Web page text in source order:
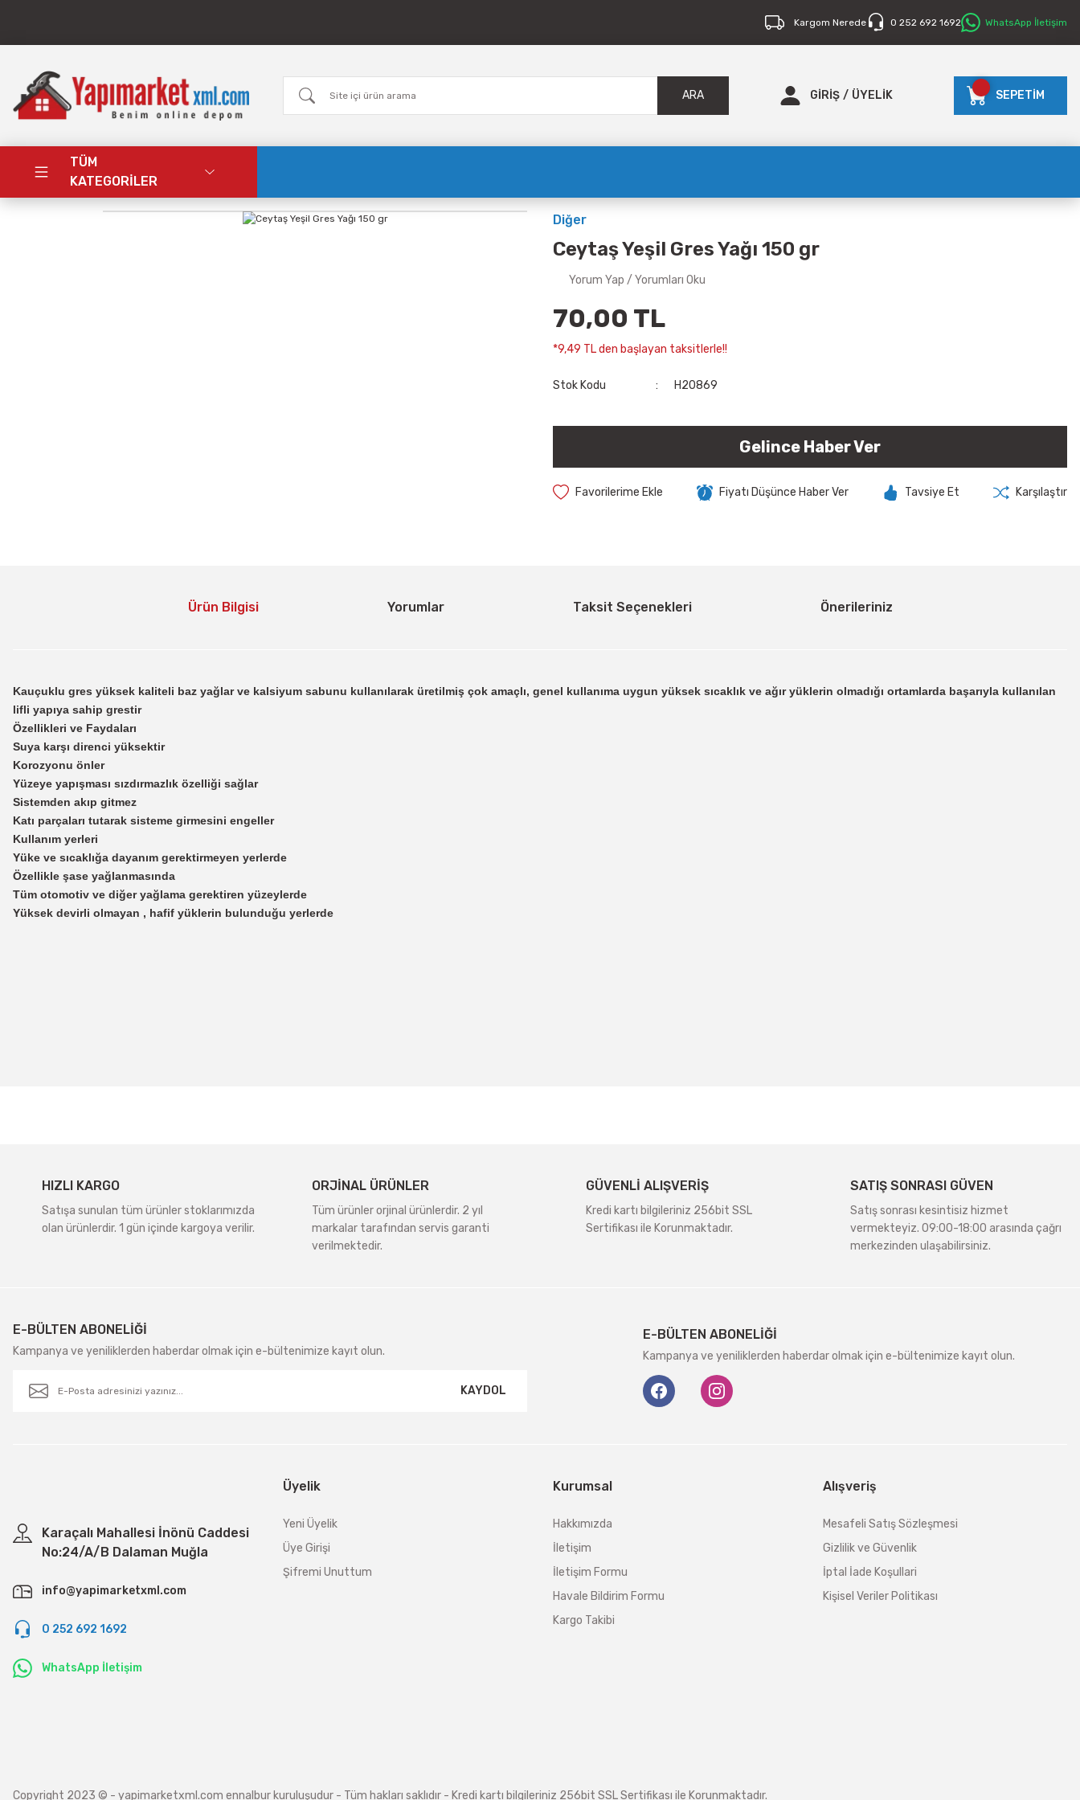
Kargom Nerede 0 252 692 1692 WhatsApp İletişim
ARA GİRİŞ / ÜYELİK SEPETİM
TÜM
KATEGORİLER
Diğer
Ceytaş Yeşil Gres Yağı 150 gr
Yorum Yap / Yorumları Oku
70,00 TL
*9,49 TL den başlayan taksitlerle!!
Stok Kodu H20869
Gelince Haber Ver
Fiyatı Düşünce Haber Ver Tavsiye Et Karşılaştır
Ürün Bilgisi Yorumlar Taksit Seçenekleri Önerileriniz
Kauçuklu gres yüksek kaliteli baz yağlar ve kalsiyum sabunu kullanılarak üretilmiş çok amaçlı, genel kullanıma uygun yüksek sıcaklık ve ağır yüklerin olmadığı ortamlarda başarıyla kullanılan
lifli yapıya sahip grestir
Özellikleri ve Faydaları
Suya karşı direnci yüksektir
Korozyonu önler
Yüzeye yapışması sızdırmazlık özelliği sağlar
Sistemden akıp gitmez
Katı parçaları tutarak sisteme girmesini engeller
Kullanım yerleri
Yüke ve sıcaklığa dayanım gerektirmeyen yerlerde
Özellikle şase yağlanmasında
Tüm otomotiv ve diğer yağlama gerektiren yüzeylerde
Yüksek devirli olmayan , hafif yüklerin bulunduğu yerlerde
HIZLI KARGO
Satışa sunulan tüm ürünler stoklarımızda
olan ürünlerdir. 1 gün içinde kargoya verilir.
ORJİNAL ÜRÜNLER
Tüm ürünler orjinal ürünlerdir. 2 yıl
markalar tarafından servis garanti
verilmektedir.
GÜVENLİ ALIŞVERİŞ
Kredi kartı bilgileriniz 256bit SSL
Sertifikası ile Korunmaktadır.
SATIŞ SONRASI GÜVEN
Satış sonrası kesintisiz hizmet
vermekteyiz. 09:00-18:00 arasında çağrı
merkezinden ulaşabilirsiniz.
E-BÜLTEN ABONELİĞİ
Kampanya ve yeniliklerden haberdar olmak için e-bültenimize kayıt olun.
KAYDOL
E-BÜLTEN ABONELİĞİ
Kampanya ve yeniliklerden haberdar olmak için e-bültenimize kayıt olun.
Karaçalı Mahallesi İnönü Caddesi
No:24/A/B Dalaman Muğla
info@yapimarketxml.com
0 252 692 1692
WhatsApp İletişim
Üyelik
Yeni Üyelik
Üye Girişi
Şifremi Unuttum
Kurumsal
Hakkımızda
İletişim
İletişim Formu
Havale Bildirim Formu
Kargo Takibi
Alışveriş
Mesafeli Satış Sözleşmesi
Gizlilik ve Güvenlik
İptal İade Koşullari
Kişisel Veriler Politikası
Copyright 2023 © - yapimarketxml.com ennalbur kuruluşudur - Tüm hakları saklıdır - Kredi kartı bilgileriniz 256bit SSL Sertifikası ile Korunmaktadır.